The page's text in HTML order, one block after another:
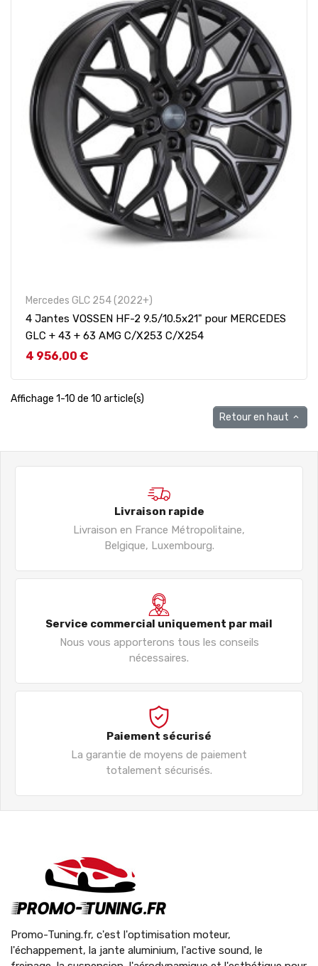
Mercedes GLC 254 (2022+)
4 Jantes VOSSEN HF-2 9.5/10.5x21" pour MERCEDES
GLC + 43 + 63 AMG C/X253 C/X254
Prix
4 956,00 €
Affichage 1-10 de 10 article(s)
Retour en haut 
Livraison rapide
Livraison en France Métropolitaine,
Belgique, Luxembourg.
Service commercial uniquement par mail
Nous vous apporterons tous les conseils
nécessaires.
Paiement sécurisé
La garantie de moyens de paiement
totalement sécurisés.
Promo-Tuning.fr, c'est l'optimisation moteur,
l'échappement, la jante aluminium, l'active sound, le